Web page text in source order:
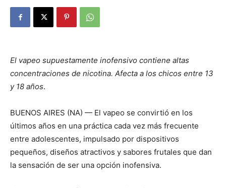
El vapeo supuestamente inofensivo contiene altas
concentraciones de nicotina. Afecta a los chicos entre 13
y 18 años.
BUENOS AIRES (NA) — El vapeo se convirtió en los
últimos años en una práctica cada vez más frecuente
entre adolescentes, impulsado por dispositivos
pequeños, diseños atractivos y sabores frutales que dan
la sensación de ser una opción inofensiva.